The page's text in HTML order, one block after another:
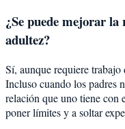
¿Se puede mejorar la
adultez?
Sí, aunque requiere trabajo
Incluso cuando los padres
relación que uno tiene con
poner límites y a soltar